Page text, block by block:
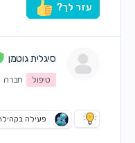
עזר לך?
סיגלית גוטמן
טיפול חברה
פעילה בקהילה